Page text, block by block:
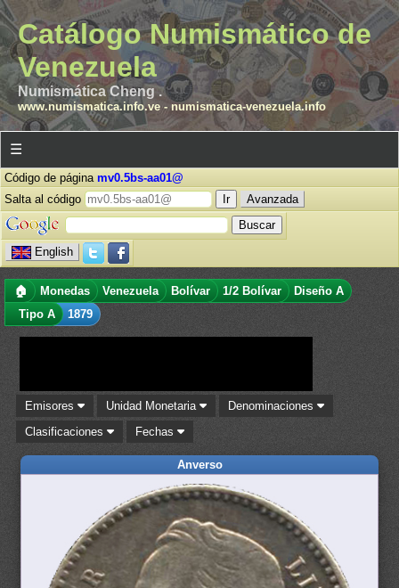
Catálogo Numismático de
Venezuela
Numismática Cheng .
www.numismatica.info.ve- numismatica-venezuela.info
☰
Código de página mv0.5bs-aa01@
Salta al código
Avanzada
English
🏠 Monedas Venezuela Bolívar 1/2 Bolívar
Diseño A
Tipo A
1879
Emisores Unidad Monetaria
Denominaciones
Clasificaciones
Fechas
Anverso